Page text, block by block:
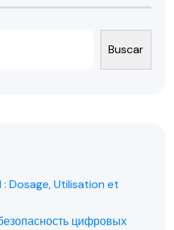
Buscar
Dosage, Utilisation et
цифровых